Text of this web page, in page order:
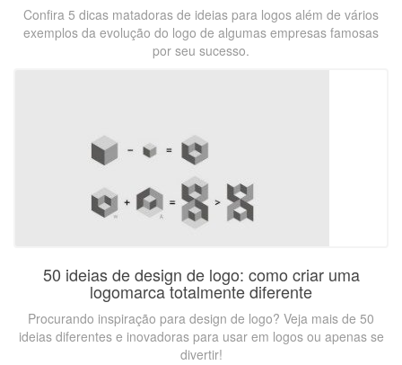
Confira 5 dicas matadoras de ideias para logos além de vários
exemplos da evolução do logo de algumas empresas famosas
por seu sucesso.
50 ideias de design de logo: como criar uma
logomarca totalmente diferente
Procurando inspiração para design de logo? Veja mais de 50
ideias diferentes e inovadoras para usar em logos ou apenas se
divertir!